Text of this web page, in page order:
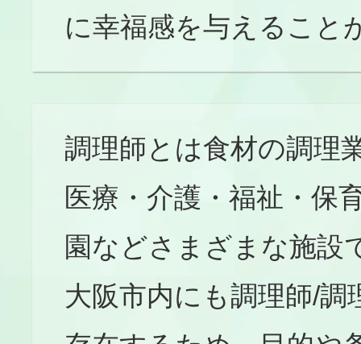
に幸福感を与えること
調理師とは食材の調理
医療・介護・福祉・保
園などさまざまな施設
大阪市内にも調理師/